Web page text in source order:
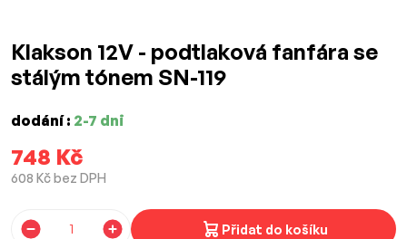
Klakson 12V - podtlaková fanfára se
stálým tónem SN-119
dodání : 2-7 dni
748 Kč
608 Kč bez DPH
Přidat do košíku